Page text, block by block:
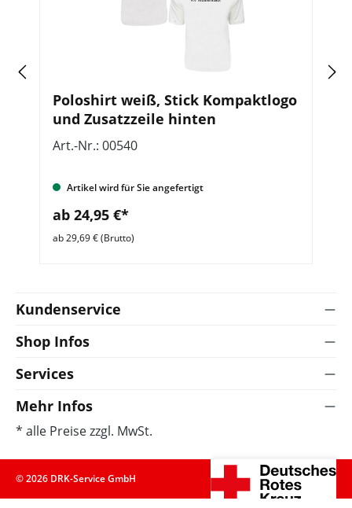
Poloshirt weiß, Stick Kompaktlogo
und Zusatzzeile hinten
Art.-Nr.: 00540
Artikel wird für Sie angefertigt
ab 24,95 €*
ab 29,69 € (Brutto)
Kundenservice
Shop Infos
Services
Mehr Infos
* alle Preise zzgl. MwSt.
© 2026 DRK-Service GmbH